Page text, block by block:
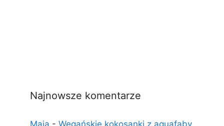
Najnowsze komentarze